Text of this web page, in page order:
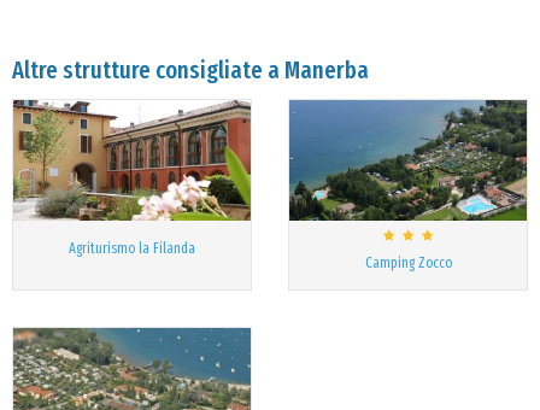
Altre strutture consigliate a Manerba
Agriturismo la Filanda
Camping Zocco